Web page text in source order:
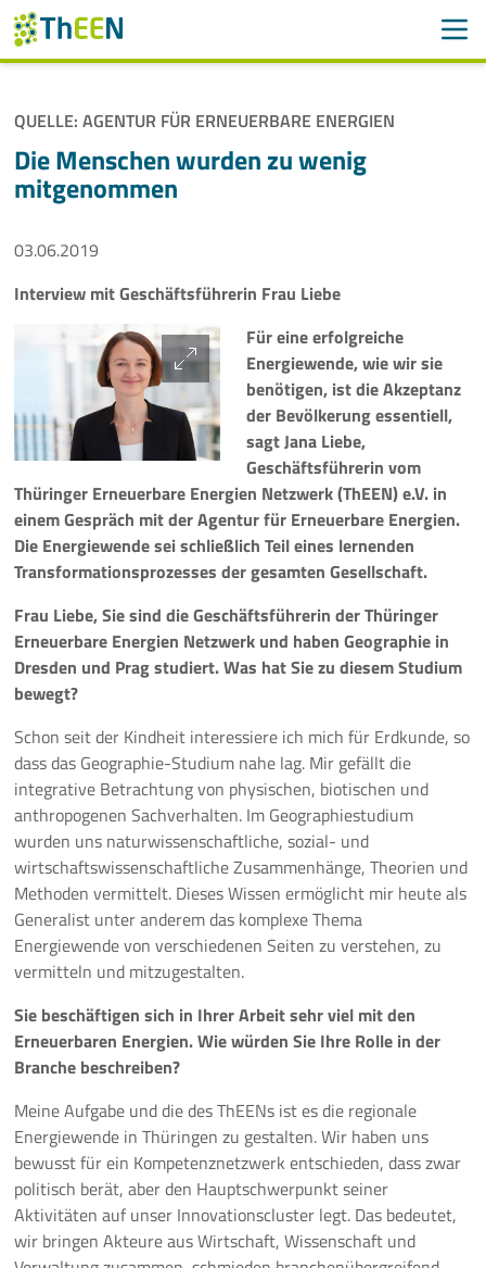
Navigation überspringen
ThEEN
Services
Mitglieder
Aktivitäten
Veranstaltungen
Aktuelles
Pressemeldungen
Branchenmeldungen
Statements
Positionen
Jobs
Mediathek
Akkreditierung
Mehr
QUELLE: AGENTUR FÜR ERNEUERBARE ENERGIEN
Die Menschen wurden zu wenig
mitgenommen
03.06.2019
Interview mit Geschäftsführerin Frau Liebe
Für eine erfolgreiche
Energiewende, wie wir sie
benötigen, ist die Akzeptanz
der Bevölkerung essentiell,
sagt Jana Liebe,
Geschäftsführerin vom
Thüringer Erneuerbare Energien Netzwerk (ThEEN) e.V. in
einem Gespräch mit der Agentur für Erneuerbare Energien.
Die Energiewende sei schließlich Teil eines lernenden
Transformationsprozesses der gesamten Gesellschaft.
Frau Liebe, Sie sind die Geschäftsführerin der Thüringer
Erneuerbare Energien Netzwerk und haben Geographie in
Dresden und Prag studiert. Was hat Sie zu diesem Studium
bewegt?
Schon seit der Kindheit interessiere ich mich für Erdkunde, so
dass das Geographie-Studium nahe lag. Mir gefällt die
integrative Betrachtung von physischen, biotischen und
anthropogenen Sachverhalten. Im Geographiestudium
wurden uns naturwissenschaftliche, sozial- und
wirtschaftswissenschaftliche Zusammenhänge, Theorien und
Methoden vermittelt. Dieses Wissen ermöglicht mir heute als
Generalist unter anderem das komplexe Thema
Energiewende von verschiedenen Seiten zu verstehen, zu
vermitteln und mitzugestalten.
Sie beschäftigen sich in Ihrer Arbeit sehr viel mit den
Erneuerbaren Energien. Wie würden Sie Ihre Rolle in der
Branche beschreiben?
Meine Aufgabe und die des ThEENs ist es die regionale
Energiewende in Thüringen zu gestalten. Wir haben uns
bewusst für ein Kompetenznetzwerk entschieden, dass zwar
politisch berät, aber den Hauptschwerpunkt seiner
Aktivitäten auf unser Innovationscluster legt. Das bedeutet,
wir bringen Akteure aus Wirtschaft, Wissenschaft und